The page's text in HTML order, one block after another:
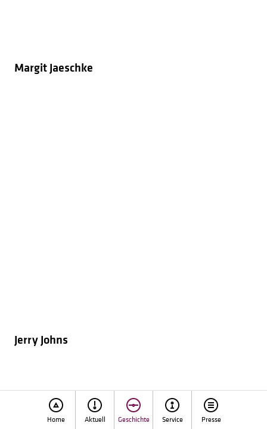
Home Aktuell Geschichte Service Presse
Margit Jaeschke
Jerry Johns